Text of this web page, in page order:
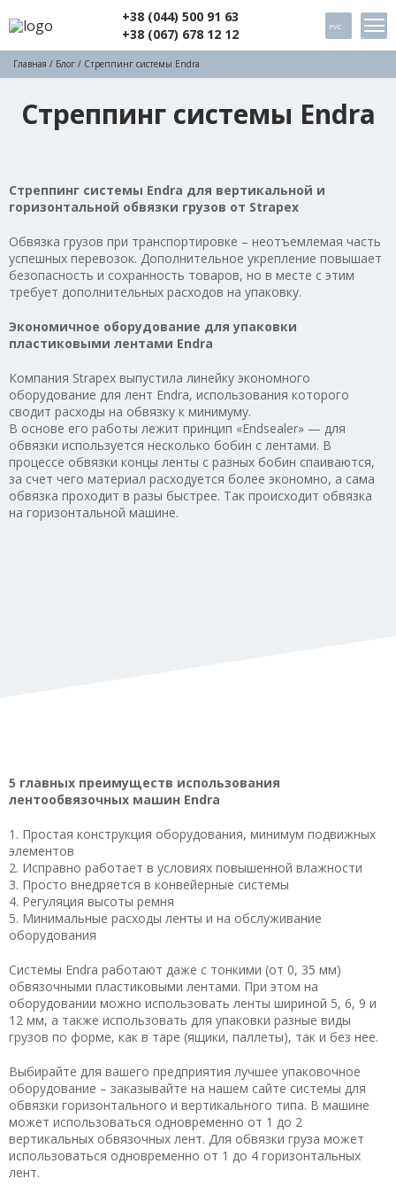
+38 (044) 500 91 63
+38 (067) 678 12 12
РУС
Главная / Блог / Стреппинг системы Endra
Стреппинг системы Endra
Стреппинг системы Endra для вертикальной и
горизонтальной обвязки грузов от Strapex
Обвязка грузов при транспортировке – неотъемлемая часть
успешных перевозок. Дополнительное укрепление повышает
безопасность и сохранность товаров, но в месте с этим
требует дополнительных расходов на упаковку.
Экономичное оборудование для упаковки
пластиковыми лентами Endra
Компания Strapex выпустила линейку экономного
оборудование для лент Endra, использования которого
сводит расходы на обвязку к минимуму.
В основе его работы лежит принцип «Endsealer» — для
обвязки используется несколько бобин с лентами. В
процессе обвязки концы ленты с разных бобин спаиваются,
за счет чего материал расходуется более экономно, а сама
обвязка проходит в разы быстрее. Так происходит обвязка
на горизонтальной машине.
5 главных преимуществ использования
лентообвязочных машин Endra
1. Простая конструкция оборудования, минимум подвижных
элементов
2. Исправно работает в условиях повышенной влажности
3. Просто внедряется в конвейерные системы
4. Регуляция высоты ремня
5. Минимальные расходы ленты и на обслуживание
оборудования
Системы Endra работают даже с тонкими (от 0, 35 мм)
обвязочными пластиковыми лентами. При этом на
оборудовании можно использовать ленты шириной 5, 6, 9 и
12 мм, а также использовать для упаковки разные виды
грузов по форме, как в таре (ящики, паллеты), так и без нее.
Выбирайте для вашего предприятия лучшее упаковочное
оборудование – заказывайте на нашем сайте системы для
обвязки горизонтального и вертикального типа. В машине
может использоваться одновременно от 1 до 2
вертикальных обвязочных лент. Для обвязки груза может
использоваться одновременно от 1 до 4 горизонтальных
лент.